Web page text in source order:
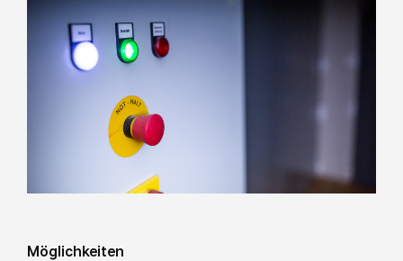
Möglichkeiten